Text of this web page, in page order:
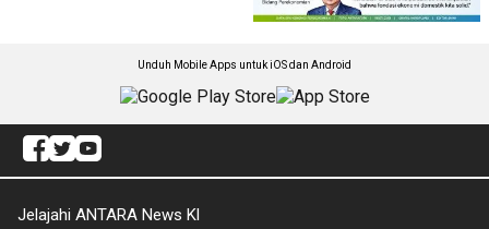
Unduh Mobile Apps untuk iOS dan Android
Jelajahi ANTARA News Kl